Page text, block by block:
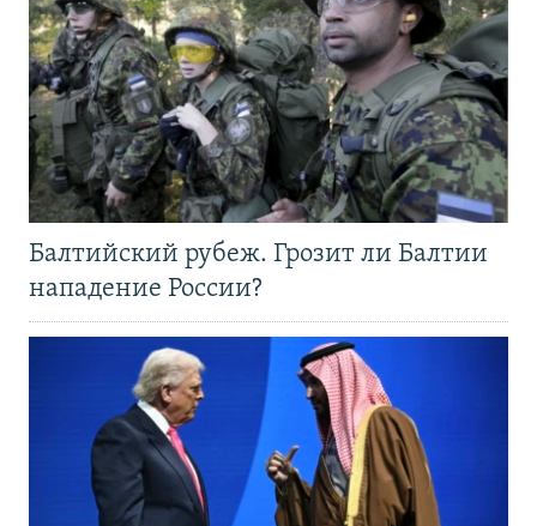
Балтийский рубеж. Грозит ли Балтии
нападение России?